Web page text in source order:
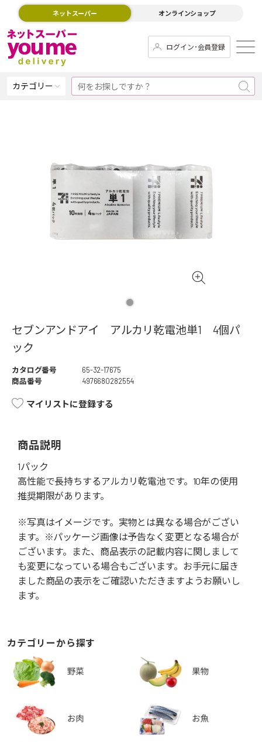
ネットスーパー オンラインショップ
ログイン･会員登録
カテゴリー
セブンアンドアイ アルカリ乾電池単1 4個パ
ック
カタログ番号
65-32-17675
商品番号
4976680282554
マイリストに登録する
商品説明
1パック
高性能で長持ちするアルカリ乾電池です。10年の使用
推奨期限があります。
※写真はイメージです。実物とは異なる場合がござい
ます。※パッケージ画像は予告なく変更となる場合が
ございます。また、商品表示の記載内容に関しまして
も変更になっている場合もございます。お手元に届き
ました商品の表示をご確認いただきますようお願いし
ます。
カテゴリーから探す